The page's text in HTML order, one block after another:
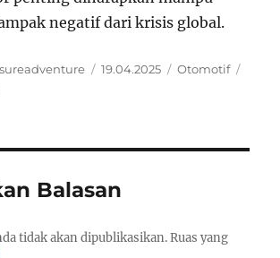
negatif dari krisis global.
Posted
19.04.2025 Categories
Otomotif
Balasan
tidak akan dipublikasikan. Ruas yang